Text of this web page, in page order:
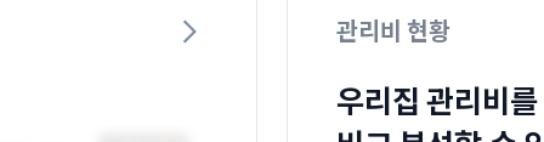
관리비 현황
우리집 관리비